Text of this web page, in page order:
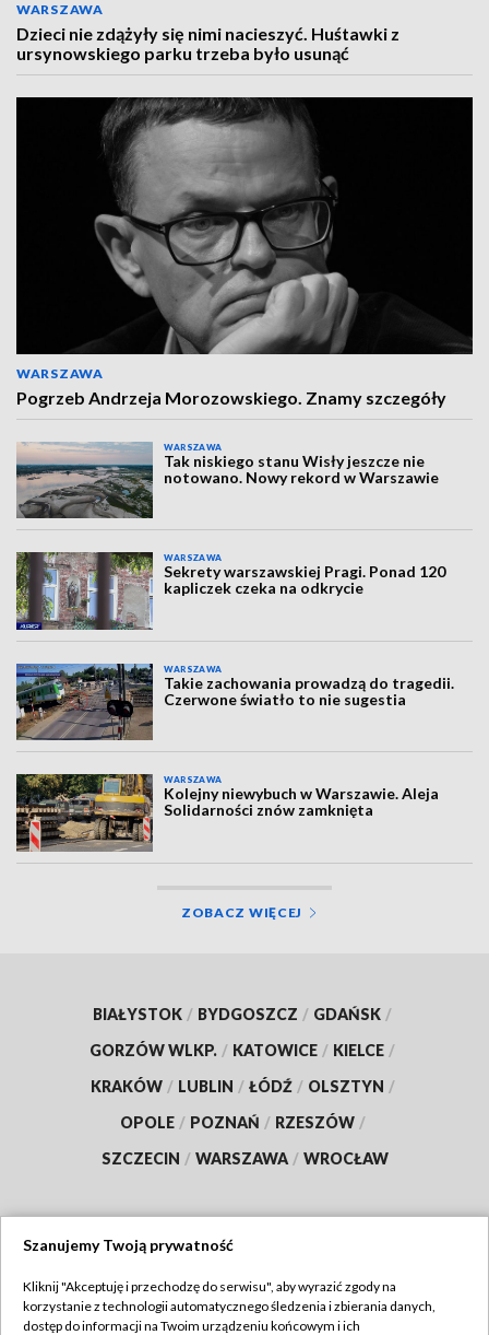
WARSZAWA
Dzieci nie zdążyły się nimi nacieszyć. Huśtawki z
ursynowskiego parku trzeba było usunąć
WARSZAWA
Pogrzeb Andrzeja Morozowskiego. Znamy szczegóły
WARSZAWA
Tak niskiego stanu Wisły jeszcze nie
notowano. Nowy rekord w Warszawie
WARSZAWA
Sekrety warszawskiej Pragi. Ponad 120
kapliczek czeka na odkrycie
WARSZAWA
Takie zachowania prowadzą do tragedii.
Czerwone światło to nie sugestia
WARSZAWA
Kolejny niewybuch w Warszawie. Aleja
Solidarności znów zamknięta
ZOBACZ WIĘCEJ
BIAŁYSTOK / BYDGOSZCZ / GDAŃSK /
GORZÓW WLKP. / KATOWICE / KIELCE /
KRAKÓW / LUBLIN / ŁÓDŹ / OLSZTYN /
OPOLE / POZNAŃ / RZESZÓW /
SZCZECIN / WARSZAWA / WROCŁAW
TVP
Szanujemy Twoją prywatność
Kliknij "Akceptuję i przechodzę do serwisu", aby wyrazić zgody na
korzystanie z technologii automatycznego śledzenia i zbierania danych,
dostęp do informacji na Twoim urządzeniu końcowym i ich